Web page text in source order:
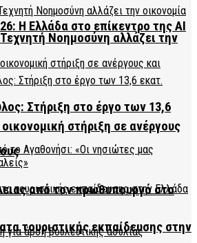
Η Ελλάδα στο επίκεντρο της AI
στήριξη σε ανέργους
τουριστικής εκπαίδευσης στην
Νοημοσύνη αλλάζει την
Στήριξη στο έργο των 13,6
από τον πρωθυπουργό στο